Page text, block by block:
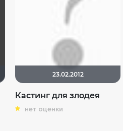
23.02.2012
Кастинг для злодея
нет оценки